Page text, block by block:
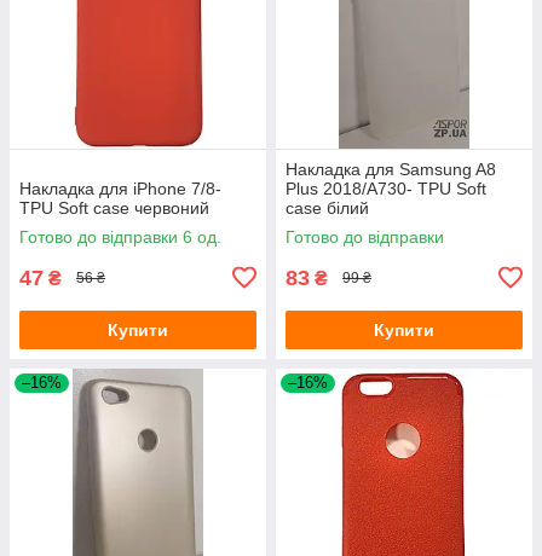
Накладка для iPhone 7/8-
TPU Soft case червоний
Готово до відправки 6 од.
47 ₴ 56 ₴
Купити
Накладка для Samsung A8
Plus 2018/A730- TPU Soft
case білий
Готово до відправки
83 ₴ 99 ₴
Купити
–16% –16%